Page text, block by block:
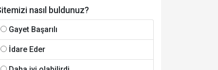
nasıl buldunuz?
Gayet Başarılı
İdare Eder